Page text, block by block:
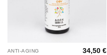
ANTI-AGING 34,50€